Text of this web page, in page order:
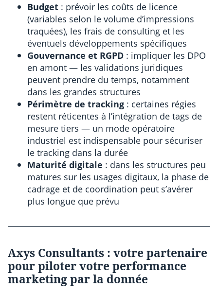
Budget : prévoir les coûts de licence
(variables selon le volume d’impressions
traquées), les frais de consulting et les
éventuels développements spécifiques
Gouvernance et RGPD : impliquer les DPO
en amont — les validations juridiques
peuvent prendre du temps, notamment
dans les grandes structures
Périmètre de tracking : certaines régies
restent réticentes à l’intégration de tags de
mesure tiers — un mode opératoire
industriel est indispensable pour sécuriser
le tracking dans la durée
Maturité digitale : dans les structures peu
matures sur les usages digitaux, la phase de
cadrage et de coordination peut s’avérer
plus longue que prévu
Axys Consultants : votre partenaire
pour piloter votre performance
marketing par la donnée